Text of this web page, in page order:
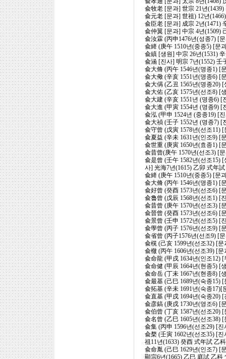
兪牧老 [문과] 世宗 21년
兪元老 [문과] 世祖) 12년
兪臣老 [문과] 成宗 2년(1471)
兪仲翼 [문과] 中宗 4년(1509)
兪汝霖 (丙申1476년(성종7) [
兪絳 (庚午 1510년(중종5) [문
兪縝 [생원] 中宗 26년(1531)
兪涵 [진사] 明宗 7년(1552) 壬
兪大脩 (丙午 1546년(명종1) [
兪大儆 (辛亥 1551년(명종6) [
兪大偁 (乙丑 1565년(명종20)
兪大佑 (乙亥 1575년(선조8) [
兪大建 (辛亥 1551년 (명종6) [
兪大進 (甲寅 1554년 (명종9) [
兪泓 (甲申 1524년 (중종19) [
兪大禎 (壬子 1552년 (명종7) [
兪守曾 (戊寅 1578년(선조11)
兪夏益 (辛未 1631년(인조9) [
兪世重 (庚寅 1650년(효종1) [
兪昔曾(庚午 1570년(선조3) [
兪是曾 (壬午 1582년(선조15)
사] 光海7년(1615) 乙卯 式年
兪絳 (庚午 1510년(중종5) [문
兪大脩 (丙午 1546년(명종1) [
兪好曾 (癸酉 1573년(선조6) [
兪魯曾 (戊辰 1568년(선조1) [
兪昔曾 (庚午 1570년(선조3) [
兪晉曾 (癸酉 1573년(선조6) [
兪景曾 (壬申 1572년(선조5) [
兪學曾 (丙子 1576년(선조9) [
兪省曾 (丙子1576년(선조9) [
兪榥 (己亥 1599년(선조32) [
兪㯙 (丙午 1606년(선조39) [
兪命龍 (甲戌 1634년(인조12)
兪命健 (甲辰 1664년(현종5) [
兪命岳 (丁未 1667년(현종8) [
兪最基 (己巳 1689년(숙종15)
兪拓基 (辛未 1691년(숙종17)[
兪直基 (甲戌 1694년(숙종20)
兪彦鎬 (庚戌 1730년(영조6) [
兪伯曾 (丁亥 1587년(선조20)
兪名曾 (乙巳 1605년(선조38)
兪集 (丙申 1596년(선조29) [
兪楘 (壬寅 1602년(선조35) [
祖11년(1633) 癸酉 式年試 乙
兪命胤 (己巳 1629년(인조7) [
顯宗6년(1665) 乙巳 庭試 乙